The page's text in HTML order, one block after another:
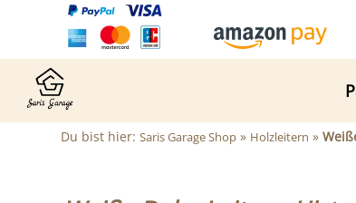
Du bist hier: Saris Garage Shop » Holzleitern »